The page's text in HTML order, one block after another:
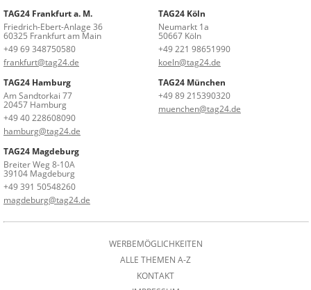
TAG24 Frankfurt a. M.
Friedrich-Ebert-Anlage 36
60325 Frankfurt am Main
+49 69 348750580
frankfurt@tag24.de
TAG24 Köln
Neumarkt 1a
50667 Köln
+49 221 98651990
koeln@tag24.de
TAG24 Hamburg
Am Sandtorkai 77
20457 Hamburg
+49 40 228608090
hamburg@tag24.de
TAG24 München
+49 89 215390320
muenchen@tag24.de
TAG24 Magdeburg
Breiter Weg 8-10A
39104 Magdeburg
+49 391 50548260
magdeburg@tag24.de
WERBEMÖGLICHKEITEN
ALLE THEMEN A-Z
KONTAKT